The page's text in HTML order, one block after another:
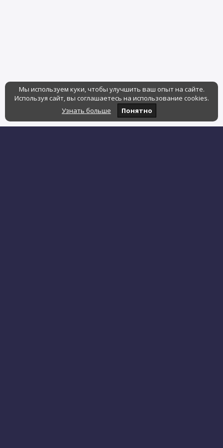
Мы используем куки, чтобы улучшить ваш опыт на сайте.
Используя сайт, вы соглашаетесь на использование cookies.
Узнать больше
Понятно